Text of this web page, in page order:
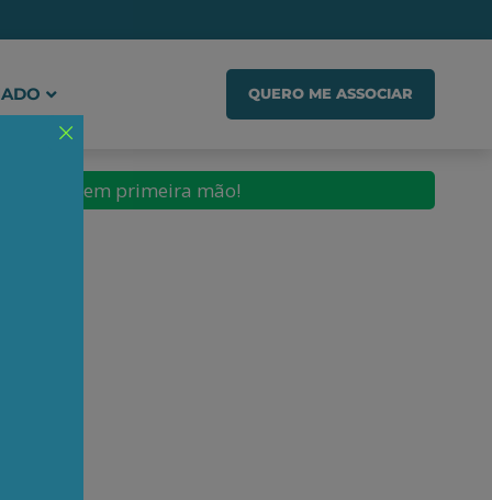
QUERO ME ASSOCIAR
em primeira mão!